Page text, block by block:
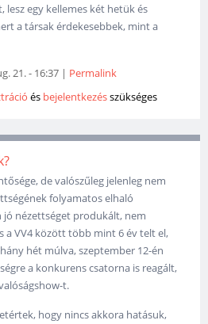
egy kellemes két hetük és
a társak érdekesebbek, mint a
21. - 16:37 | Permalink
és bejelentkezésszükséges
de valószűleg jelenleg nem
folyamatos elhaló
jó nézettséget produkált, nem
a VV4 között több mint 6 év telt el,
hét múlva, szeptember 12-én
a konkurens csatorna is reagált,
t.
hogy nincs akkora hatásuk,